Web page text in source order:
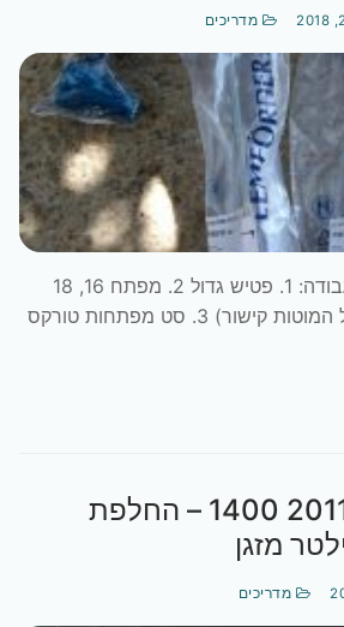
מדריכים
כלים דרושים עבור העבודה: 1. פטיש גדול 2. מפתח 16, 18
ו-19 (לאום החליפי של המוטות קישור) 3. סט מפתחות טורקס
סקודה פאביה 2011 1400 – החלפת
מזגן
מדריכים